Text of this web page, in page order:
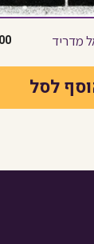
מדריד
לסל